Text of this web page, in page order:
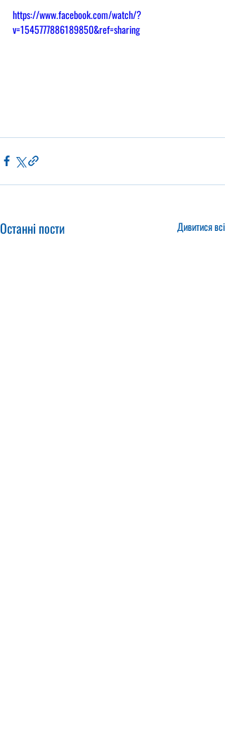
https://www.facebook.com/watch/?
v=1545777886189850&ref=sharing
Останні пости Дивитися всі